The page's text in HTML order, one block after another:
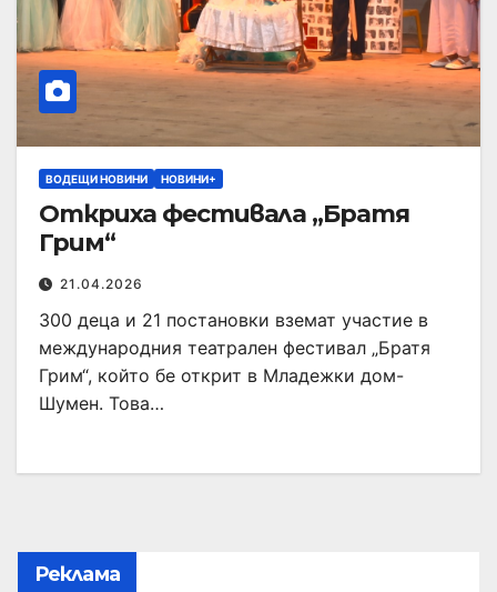
ВОДЕЩИ НОВИНИ НОВИНИ+
Откриха фестивала „Братя
Грим“
21.04.2026
300 деца и 21 постановки вземат участие в
международния театрален фестивал „Братя
Грим“, който бе открит в Младежки дом-
Шумен. Това…
Реклама